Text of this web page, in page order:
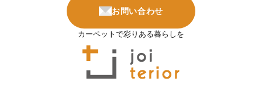
お問い合わせ
カーペットで彩りある暮らしを